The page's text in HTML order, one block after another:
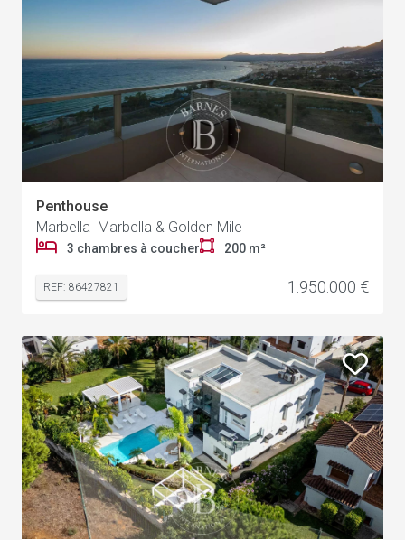
Penthouse
Marbella Marbella & Golden Mile
3 chambres à coucher 200 m²
REF: 86427821 1.950.000 €